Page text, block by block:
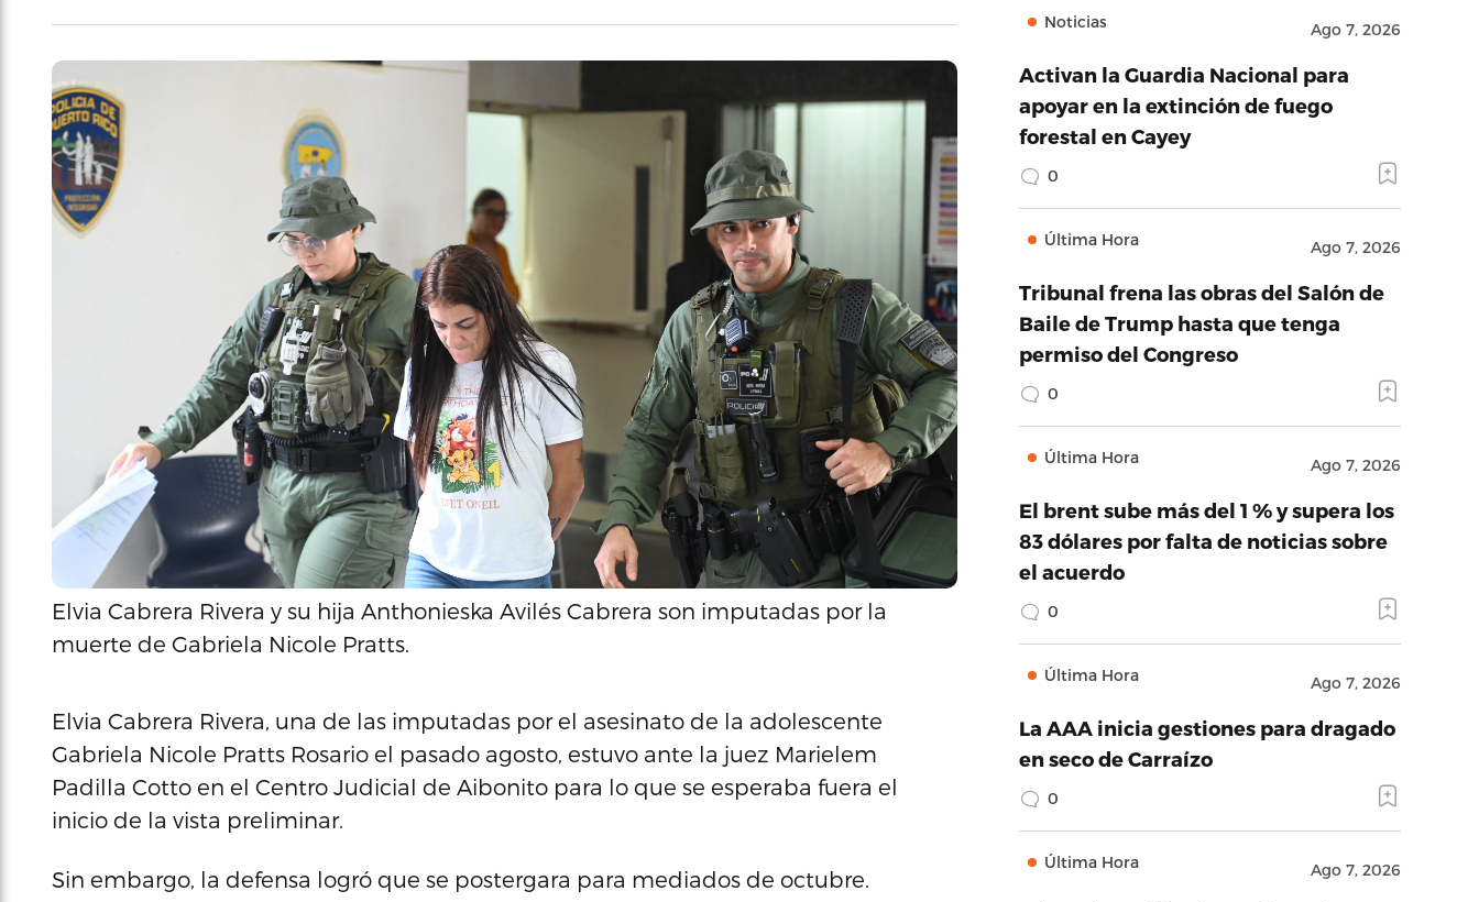
Elvia Cabrera Rivera y su hija Anthonieska Avilés Cabrera son imputadas por la
muerte de Gabriela Nicole Pratts.
Elvia Cabrera Rivera, una de las imputadas por el asesinato de la adolescente
Gabriela Nicole Pratts Rosario el pasado agosto, estuvo ante la juez Marielem
Padilla Cotto en el Centro Judicial de Aibonito para lo que se esperaba fuera el
inicio de la vista preliminar.
Sin embargo, la defensa logró que se postergara para mediados de octubre.
Noticias Ago 7, 2026
Activan la Guardia Nacional para
apoyar en la extinción de fuego
forestal en Cayey
0
Última Hora Ago 7, 2026
Tribunal frena las obras del Salón de
Baile de Trump hasta que tenga
permiso del Congreso
0
Última Hora Ago 7, 2026
El brent sube más del 1 % y supera los
83 dólares por falta de noticias sobre
el acuerdo
0
Última Hora Ago 7, 2026
La AAA inicia gestiones para dragado
en seco de Carraízo
0
Última Hora Ago 7, 2026